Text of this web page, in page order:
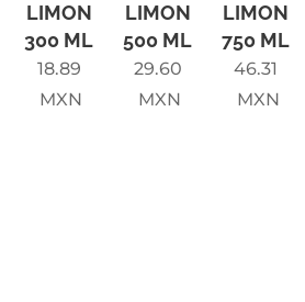
LIMON
300 ML
18.89
MXN
LIMON
500 ML
29.60
MXN
LIMON
750 ML
46.31
MXN